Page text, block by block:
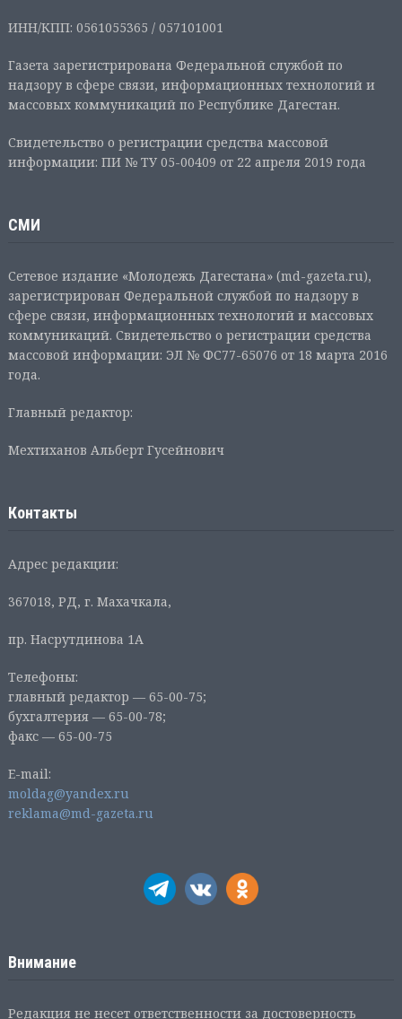
ИНН/КПП: 0561055365 / 057101001
Газета зарегистрирована Федеральной службой по
надзору в сфере связи, информационных технологий и
массовых коммуникаций по Республике Дагестан.
Свидетельство о регистрации средства массовой
информации: ПИ № ТУ 05-00409 от 22 апреля 2019 года
СМИ
Сетевое издание «Молодежь Дагестана» (md-gazeta.ru),
зарегистрирован Федеральной службой по надзору в
сфере связи, информационных технологий и массовых
коммуникаций. Свидетельство о регистрации средства
массовой информации: ЭЛ № ФС77-65076 от 18 марта 2016
года.
Главный редактор:
Мехтиханов Альберт Гусейнович
Контакты
Адрес редакции:
367018, РД, г. Махачкала,
пр. Насрутдинова 1А
Телефоны:
главный редактор — 65-00-75;
бухгалтерия — 65-00-78;
факс — 65-00-75
E-mail:
moldag@yandex.ru
reklama@md-gazeta.ru
Внимание
Редакция не несет ответственности за достоверность